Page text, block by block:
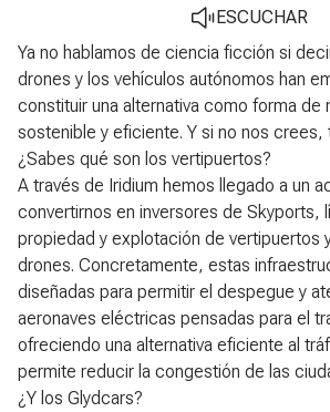
ESCUCHAR
Ya no hablamos de ciencia ficción si
drones y los vehículos autónomos han
constituir una alternativa como forma de
sostenible y eficiente. Y si no nos crees,
¿Sabes qué son los vertipuertos?
A través de Iridium hemos llegado a un
convertirnos en inversores de Skyports,
propiedad y explotación de vertipuertos
drones. Concretamente, estas
diseñadas para permitir el despegue y
aeronaves eléctricas pensadas para el
ofreciendo una alternativa eficiente al
permite reducir la congestión de las
¿Y los Glydcars?